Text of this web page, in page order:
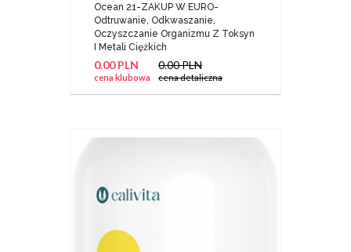
Ocean 21-ZAKUP W EURO-
Odtruwanie, Odkwaszanie,
Oczyszczanie Organizmu Z Toksyn
I Metali Ciężkich
0.00 PLN
cena klubowa
0.00 PLN
cena detaliczna